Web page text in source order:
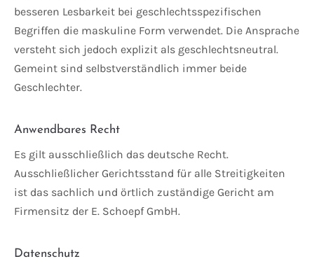
besseren Lesbarkeit bei geschlechtsspezifischen
Begriffen die maskuline Form verwendet. Die Ansprache
versteht sich jedoch explizit als geschlechtsneutral.
Gemeint sind selbstverständlich immer beide
Geschlechter.
Anwendbares Recht
Es gilt ausschließlich das deutsche Recht.
Ausschließlicher Gerichtsstand für alle Streitigkeiten
ist das sachlich und örtlich zuständige Gericht am
Firmensitz der E. Schoepf GmbH.
Datenschutz